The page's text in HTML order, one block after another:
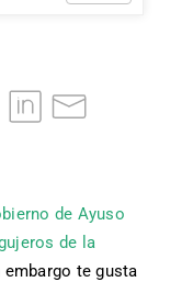
de Ayuso
de la
te gusta